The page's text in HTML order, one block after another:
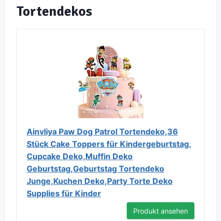
Tortendekos
Ainvliya Paw Dog Patrol Tortendeko,36
Stück Cake Toppers für Kindergeburtstag,
Cupcake Deko,Muffin Deko
Geburtstag,Geburtstag Tortendeko
Junge,Kuchen Deko,Party Torte Deko
Supplies für Kinder
Produkt ansehen